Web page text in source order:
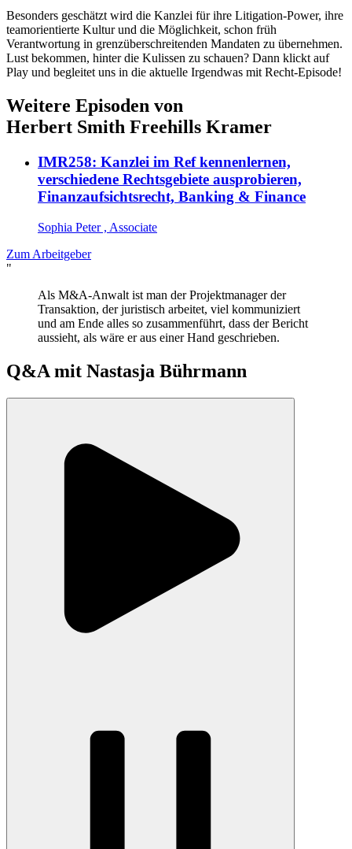
Besonders geschätzt wird die Kanzlei für ihre Litigation-Power, ihre
teamorientierte Kultur und die Möglichkeit, schon früh
Verantwortung in grenzüberschreitenden Mandaten zu übernehmen.
Lust bekommen, hinter die Kulissen zu schauen? Dann klickt auf
Play und begleitet uns in die aktuelle Irgendwas mit Recht-Episode!
Weitere Episoden von
Herbert Smith Freehills Kramer
IMR258: Kanzlei im Ref kennenlernen,
verschiedene Rechtsgebiete ausprobieren,
Finanzaufsichtsrecht, Banking & Finance
Sophia Peter , Associate
Zum Arbeitgeber
"
Als M&A-Anwalt ist man der Projektmanager der
Transaktion, der juristisch arbeitet, viel kommuniziert
und am Ende alles so zusammenführt, dass der Bericht
aussieht, als wäre er aus einer Hand geschrieben.
Q&A mit Nastasja Bührmann